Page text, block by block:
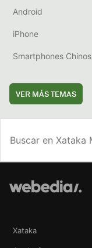
Android
iPhone
Smartphones Chinos
VER MÁS TEMAS
Xataka